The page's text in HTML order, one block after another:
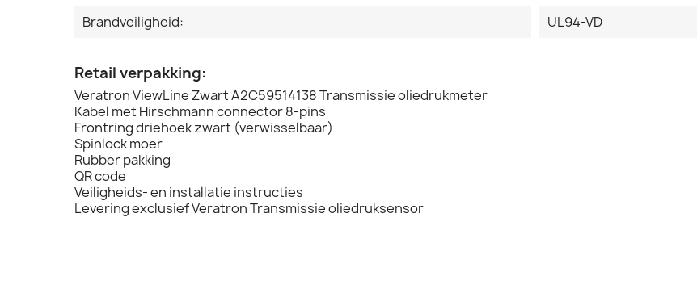
Brandveiligheid: UL94-VD
Retail verpakking:
Veratron ViewLine Zwart A2C59514138 Transmissie oliedrukmeter
Kabel met Hirschmann connector 8-pins
Frontring driehoek zwart (verwisselbaar)
Spinlock moer
Rubber pakking
QR code
Veiligheids- en installatie instructies
Levering exclusief Veratron Transmissie oliedruksensor